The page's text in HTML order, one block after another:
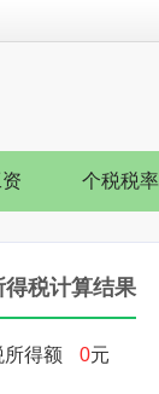
个税税
得税计算结果
所得额 0元